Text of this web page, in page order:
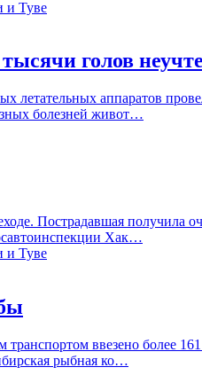
голов
летательных аппаратов
болезней живот…
Пострадавшая
Хак…
ввезено более
рыбная ко…